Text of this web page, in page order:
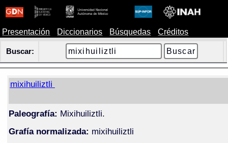
Presentación Diccionarios Búsquedas Créditos
Buscar:
mixihuiliztli
Paleografía: Mixihuiliztli.
Grafía normalizada: mixihuiliztli